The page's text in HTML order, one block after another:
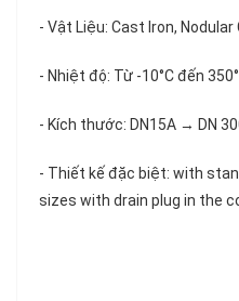
- Vật Liệu: Cast Iron, Nodular
- Nhiệt độ: Từ -10°C đến
- Kích thước: DN15A → DN
- Thiết kế đặc biệt: with
sizes with drain plug in the